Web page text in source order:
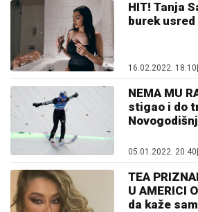
HIT! Tanja
burek
16.02.2022. 18:10
NEMA MU
stigao i do
05.01.2022. 20:40
TEA
U AMERICI
da kaže